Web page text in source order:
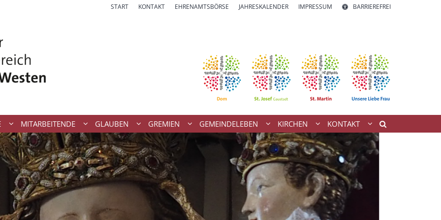
START KONTAKT EHRENAMTSBÖRSE JAHRESKALENDER IMPRESSUM BARRIEREFREI
MITARBEITENDE GLAUBEN GREMIEN GEMEINDELEBEN KIRCHEN KONTAKT